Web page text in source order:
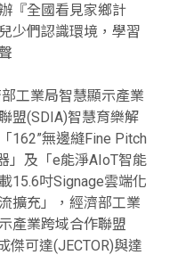
『全國看見家鄉計
少們認識環境，學習
工業局智慧顯示產業
盟(SDIA)智慧育樂解
162”無邊縫Fine Pitch
」及「e能淨AIoT智能
15.6吋Signage雲端化
擴充」，經濟部工業
產業跨域合作聯盟
傑可達(JECTOR)與達